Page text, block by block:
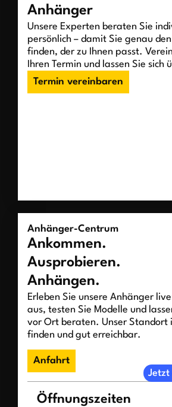
Anhänger
Unsere Experten beraten Sie
persönlich – damit Sie genau
finden, der zu Ihnen passt.
Ihren Termin und lassen Sie sich
Termin vereinbaren
Anhänger-Centrum
Ankommen.
Ausprobieren.
Anhängen.
Erleben Sie unsere Anhänger
aus, testen Sie Modelle und
vor Ort beraten. Unser Standort
finden und gut erreichbar.
Anfahrt
Jetzt
Öffnungszeiten